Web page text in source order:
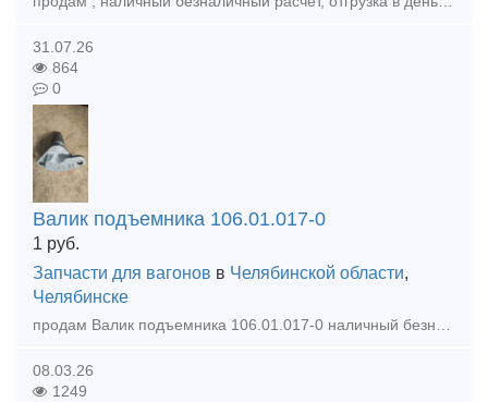
31.07.26
864
0
Валик подъемника 106.01.017-0
1 руб.
Запчасти для вагонов в Челябинской области,
Челябинске
продам Валик подъемника 106.01.017-0 наличный безналичный расчет, отгрузка в день оплаты. Доставка транспортными по РФ и КЗ тел 89124739424 тел 89124046666
08.03.26
1249